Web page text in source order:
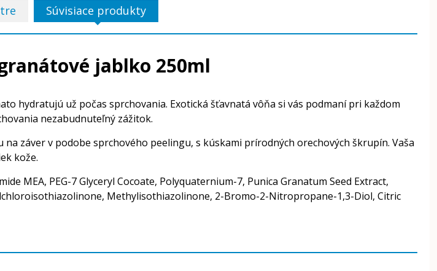
Súvisiace produkty
jablko 250ml
hydratujú už počas sprchovania. Exotická šťavnatá vôňa si vás podmaní pri každom
nezabudnuteľný zážitok.
záver v podobe sprchového peelingu, s kúskami prírodných orechových škrupín. Vaša
kože.
MEA, PEG-7 Glyceryl Cocoate, Polyquaternium-7, Punica Granatum Seed Extract,
Methylisothiazolinone, 2-Bromo-2-Nitropropane-1,3-Diol, Citric